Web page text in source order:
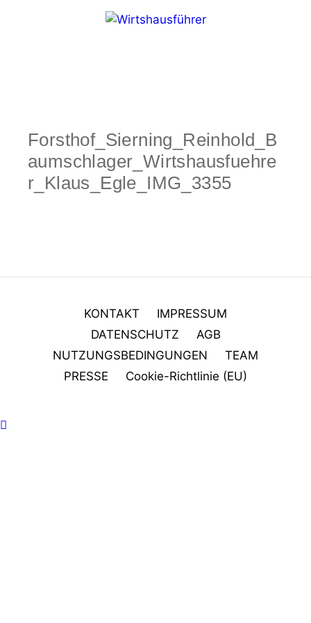
Forsthof_Sierning_Reinhold_B
aumschlager_Wirtshausfuehre
r_Klaus_Egle_IMG_3355
KONTAKT
IMPRESSUM
DATENSCHUTZ
AGB
NUTZUNGSBEDINGUNGEN
TEAM
PRESSE
Cookie-Richtlinie (EU)